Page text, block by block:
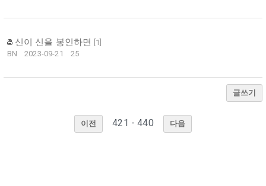
신이 신을 봉인하면 1
BN
2023-09-21 25
글쓰기
이전 421 - 440 다음